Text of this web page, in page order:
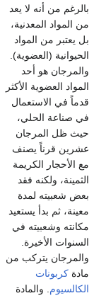
بالرغم من أنه لا يعد
من المواد المعدنية،
بل يعتبر من المواد
الحيوانية (العضوية).
والمرجان هو أحد
المواد العضوية الأكثر
قدماً في الاستعمال
في صناعة الحلي،
حيث ظل المرجان
عشرين قرناً يصنف
مع الأحجار الكريمة
الثمينة، ولكنه فقد
بعض شعبيته لمدة
معينة، ثم بدأ يستعيد
مكانته وشعبيته في
السنوات الأخيرة.
والمرجان يتركب من
مادة كربونات
الكالسيوم . والمادة